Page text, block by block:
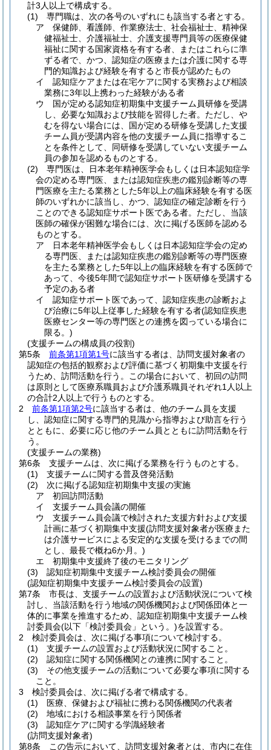
計3人以上で構成する。
(1)
専門職は、次の各号のいずれにも該当する者とする。
ア
保健師、看護師、作業療法士、社会福祉士、精神保
健福祉士、介護福祉士、介護支援専門員等の医療保健
福祉に関する国家資格を有する者、またはこれらに準
ずる者で、かつ、認知症の医療または介護に関する専
門的知識および経験を有すると市長が認めたもの
イ
認知症ケアまたは在宅ケアに関する実務および相談
業務に3年以上携わった経験がある者
ウ
国が定める認知症初期集中支援チーム員研修を受講
し、必要な知識および技能を習得した者。 ただし、や
むを得ない場合には、国が定める研修を受講した支援
チーム員が受講内容を他の支援チーム員に指導するこ
とを条件として、同研修を受講していない支援チーム
員の参加を認めるものとする。
(2)
専門医は、日本老年精神医学会もしくは日本認知症学
会の定める専門医、または認知症疾患の鑑別診断等の専
門医療を主たる業務とした5年以上の臨床経験を有する医
師のいずれかに該当し、かつ、認知症の確定診断を行う
ことのできる認知症サポート医である者。 ただし、当該
医師の確保が困難な場合には、次に掲げる医師を認める
ものとする。
ア
日本老年精神医学会もしくは日本認知症学会の定め
る専門医、または認知症疾患の鑑別診断等の専門医療
を主たる業務とした5年以上の臨床経験を有する医師で
あって、今後5年間で認知症サポート医研修を受講する
予定のある者
イ
認知症サポート医であって、認知症疾患の診断およ
び治療に5年以上従事した経験を有する者(認知症疾患
医療センター等の専門医との連携を図っている場合に
限る。)
(支援チームの構成員の役割)
第5条
前条第1項第1号に該当する者は、訪問支援対象者の
認知症の包括的観察および評価に基づく初期集中支援を行
うため、訪問活動を行う。
この場合において、初回の訪問
は原則として医療系職員および介護系職員それぞれ1人以上
の合計2人以上で行うものとする。
2
前条第1項第2号に該当する者は、他のチーム員を支援
し、認知症に関する専門的見識から指導および助言を行う
とともに、必要に応じ他のチーム員とともに訪問活動を行
う。
(支援チームの業務)
第6条
支援チームは、次に掲げる業務を行うものとする。
(1)
支援チームに関する普及啓発活動
(2)
次に掲げる認知症初期集中支援の実施
ア
初回訪問活動
イ
支援チーム員会議の開催
ウ
支援チーム員会議で検討された支援方針および支援
計画に基づく初期集中支援(訪問支援対象者が医療また
は介護サービスによる安定的な支援を受けるまでの間
とし、最長で概ね6か月。)
エ
初期集中支援終了後のモニタリング
(3)
認知症初期集中支援チーム検討委員会の開催
(認知症初期集中支援チーム検討委員会の設置)
第7条
市長は、支援チームの設置および活動状況について検
討し、当該活動を行う地域の関係機関および関係団体と一
体的に事業を推進するため、認知症初期集中支援チーム検
討委員会(以下「検討委員会」という。)を設置する。
2
検討委員会は、次に掲げる事項について検討する。
(1)
支援チームの設置および活動状況に関すること。
(2)
認知症に関する関係機関との連携に関すること。
(3)
その他支援チームの活動について必要な事項に関する
こと。
3
検討委員会は、次に掲げる者で構成する。
(1)
医療、保健および福祉に携わる関係機関の代表者
(2)
地域における相談事業を行う関係者
(3)
認知症ケアに関する学識経験者
(訪問支援対象者)
第8条
この告示において、訪問支援対象者とは、市内に在住